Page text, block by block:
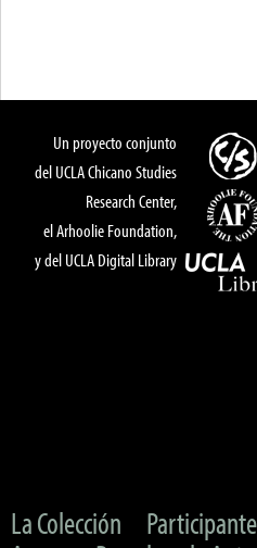
Un proyecto conjunto
del UCLA Chicano Studies
Research Center,
el Arhoolie Foundation,
y del UCLA Digital Library
La Colección